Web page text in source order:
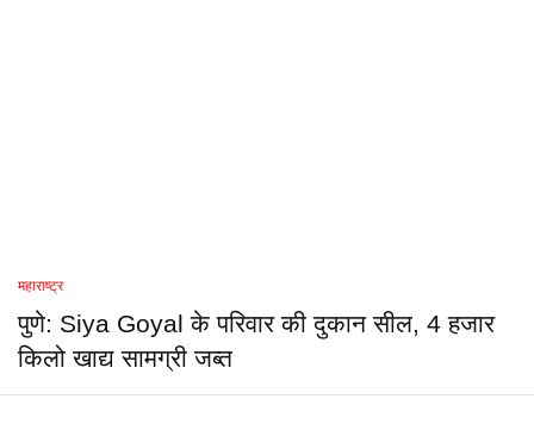
महाराष्ट्र
पुणे: Siya Goyal के परिवार की दुकान सील, 4 हजार
किलो खाद्य सामग्री जब्त